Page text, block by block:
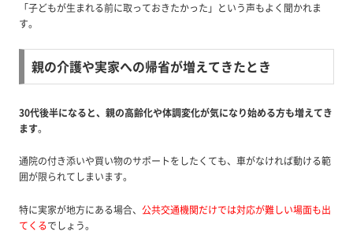
「子どもが生まれる前に取っておきたかった」という声もよく聞かれま
す。
親の介護や実家への帰省が増えてきたとき
30代後半になると、親の高齢化や体調変化が気になり始める方も増えてき
ます。
通院の付き添いや買い物のサポートをしたくても、車がなければ動ける範
囲が限られてしまいます。
特に実家が地方にある場合、 公共交通機関だけでは対応が難しい場面も出
てくるでしょう。